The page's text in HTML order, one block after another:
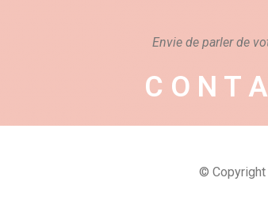
Envie de parler de
C O N T
© Copyright